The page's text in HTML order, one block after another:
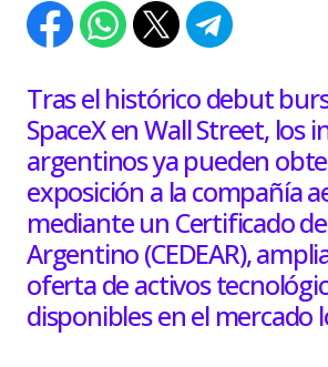
Tras el histórico debut
SpaceX en Wall Street, los
argentinos ya pueden
exposición a la compañía
mediante un Certificado
Argentino (CEDEAR),
oferta de activos
disponibles en el mercado